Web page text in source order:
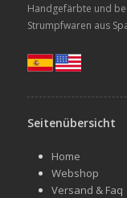
Handgefärbte und
Strumpfwaren aus
Seitenübersicht
Home
Webshop
Versand & Faq